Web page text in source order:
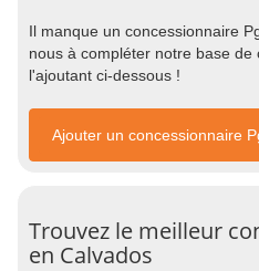
Il manque un concessionnaire
nous à compléter notre base de
l'ajoutant ci-dessous !
Ajouter un concessionnaire
Trouvez le meilleur
en Calvados